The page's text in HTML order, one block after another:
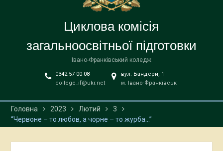
Звіт роботи 2025-2026 н. р.
Циклова комісія
загальноосвітньої підготовки
Івано-Франківський коледж
0342 57-00-08
college_if@ukr.net
вул. Бандери, 1
м. Івано-Франківськ
Головна 2023 Лютий
3
“Червоне – то любов, а чорне – то журба…”